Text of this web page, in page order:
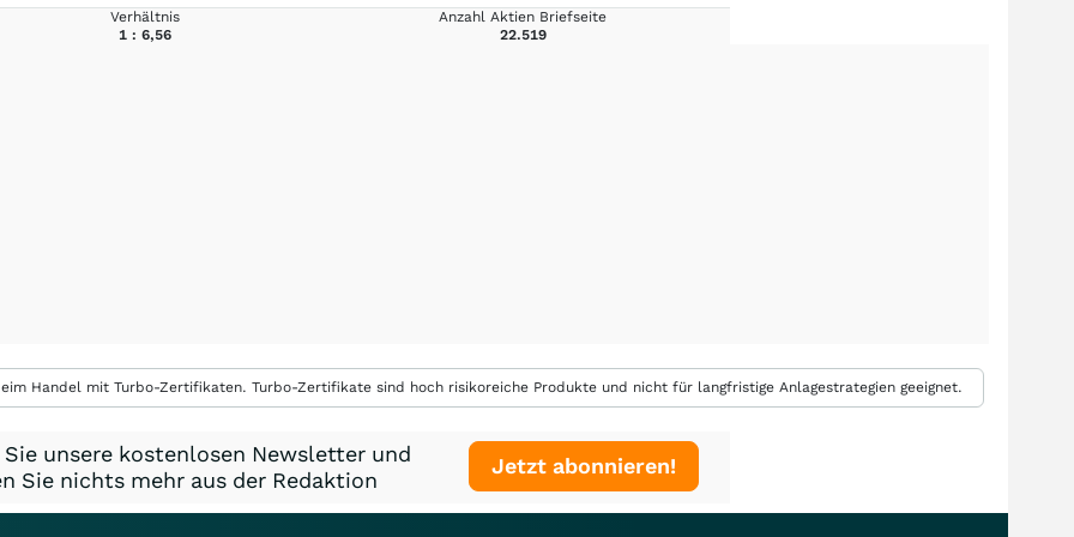
Verhältnis
Anzahl Aktien Briefseite
1 : 6,56
22.519
Handel mit Turbo-Zertifikaten. Turbo-Zertifikate sind hoch risikoreiche Produkte und nicht für langfristige Anlagestrategien geeignet.
unsere kostenlosen Newsletter und
Sie nichts mehr aus der Redaktion
Jetzt abonnieren!